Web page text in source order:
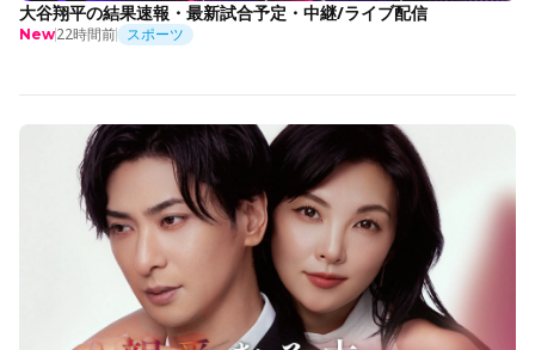
大谷翔平の結果速報・最新試合予定・中継/ライブ配信
New22時間前 スポーツ